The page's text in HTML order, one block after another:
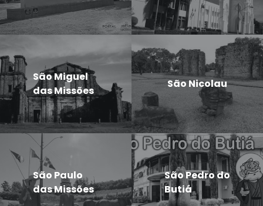
São Miguel
das Missões
São Nicolau
São Paulo
das Missões
São Pedro do
Butiá